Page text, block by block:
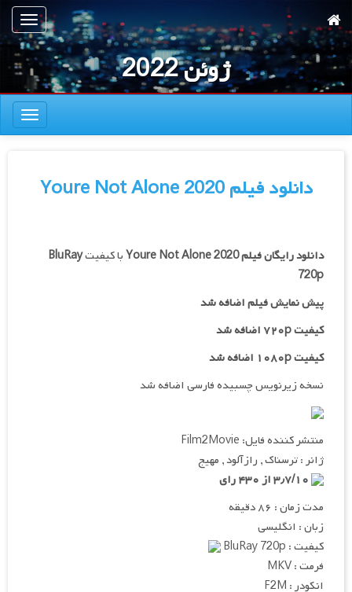
به
محتوای
اصلی
ناوبری
ژوئن 2022
ناوبری
دانلود فیلم Youre Not Alone 2020
دانلود رایگان فیلمYoure Not Alone 2020با کیفیتBluRay
720p
پیش نمایش فیلم اضافه شد
کیفیت ۷۲۰p اضافه شد
کیفیت ۱۰۸۰p اضافه شد
نسخه زیرنویس چسبیده فارسی اضافه شد
منتشر کننده فایل: Film2Movie
ژانر : ترسناک , رازآلود , مهیج
مدت زمان : ۸۶ دقیقه
زبان : انگلیسی
کیفیت : BluRay 720p
فرمت : MKV
انکودر : F2M